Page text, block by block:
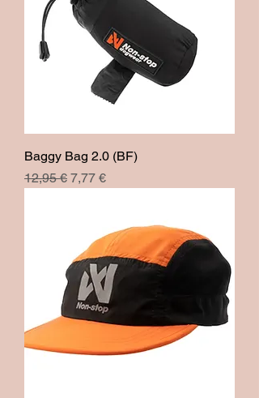
Baggy Bag 2.0 (BF)
Prix original
12,95 € Prix promotionnel
7,77 €